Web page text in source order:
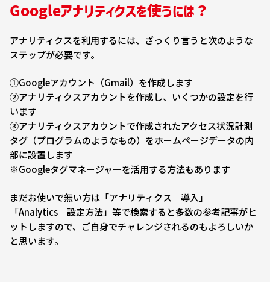
Googleアナリティクスを使うには？
アナリティクスを利用するには、ざっくり言うと次のような
ステップが必要です。
①Googleアカウント（Gmail）を作成します
②アナリティクスアカウントを作成し、いくつかの設定を行
います
③アナリティクスアカウントで作成されたアクセス状況計測
タグ（プログラムのようなもの）をホームページデータの内
部に設置します
※Googleタグマネージャーを活用する方法もあります
まだお使いで無い方は「アナリティクス 導入」
「Analytics 設定方法」等で検索すると多数の参考記事がヒ
ットしますので、ご自身でチャレンジされるのもよろしいか
と思います。